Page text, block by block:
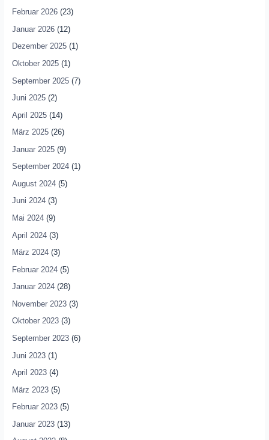
Februar 2026(23)
Januar 2026(12)
Dezember 2025(1)
Oktober 2025(1)
September 2025(7)
Juni 2025(2)
April 2025(14)
März 2025(26)
Januar 2025(9)
September 2024(1)
August 2024(5)
Juni 2024(3)
Mai 2024(9)
April 2024(3)
März 2024(3)
Februar 2024(5)
Januar 2024(28)
November 2023(3)
Oktober 2023(3)
September 2023(6)
Juni 2023(1)
April 2023(4)
März 2023(5)
Februar 2023(5)
Januar 2023(13)